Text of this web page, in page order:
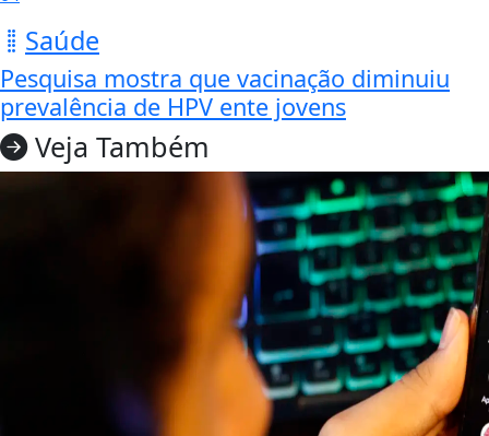
Saúde
Pesquisa mostra que vacinação diminuiu
prevalência de HPV ente jovens
Veja Também